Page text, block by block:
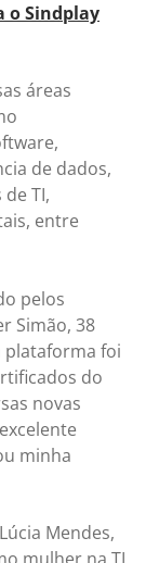
o Sindplay
áreas
de dados,
TI,
entre
pelos
Simão, 38
plataforma foi
do
novas
minha
Mendes,